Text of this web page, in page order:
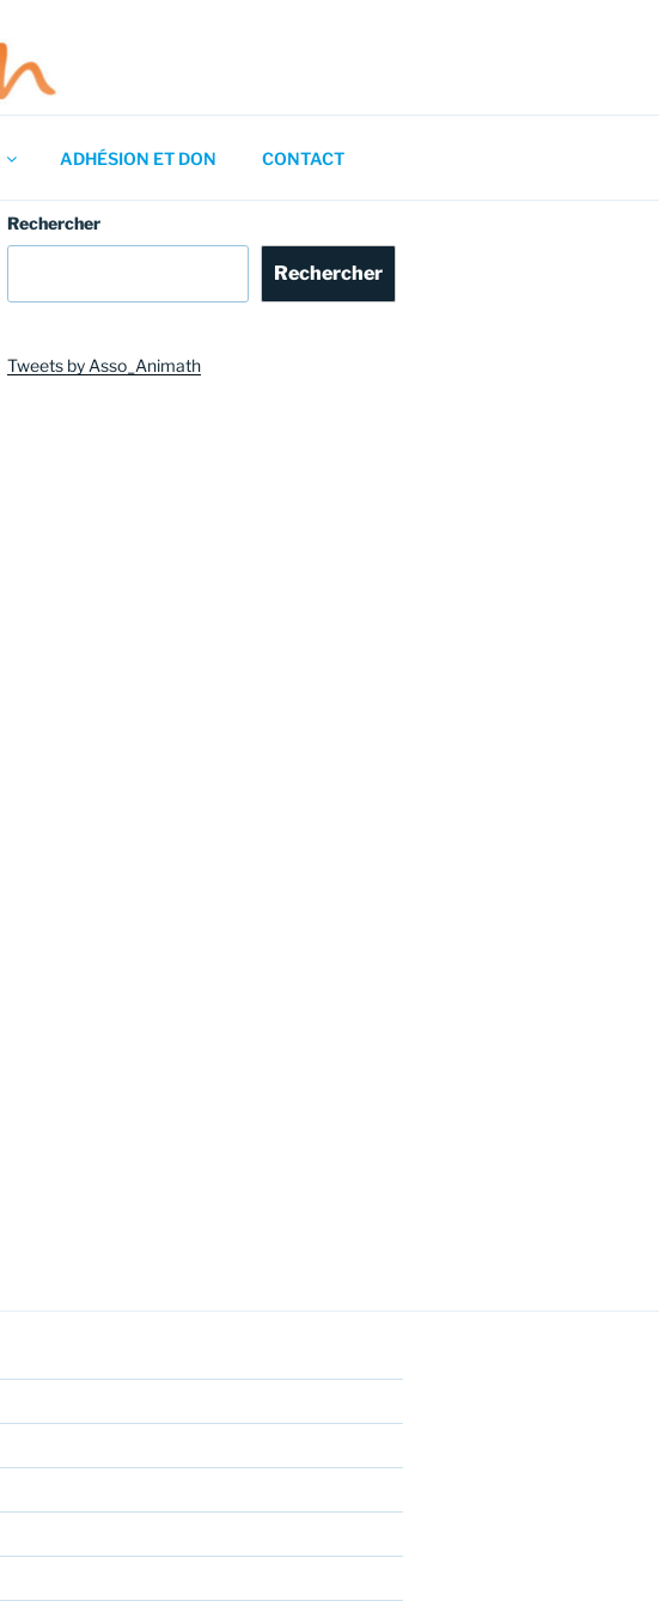
ADHÉSION ET DON CONTACT
Rechercher
Rechercher
Tweets by Asso_Animath